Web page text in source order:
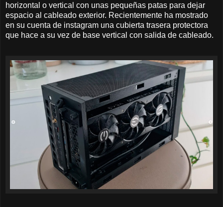
horizontal o vertical con unas pequeñas patas para dejar
espacio al cableado exterior. Recientemente ha mostrado
en su cuenta de instagram una cubierta trasera protectora
que hace a su vez de base vertical con salida de cableado.